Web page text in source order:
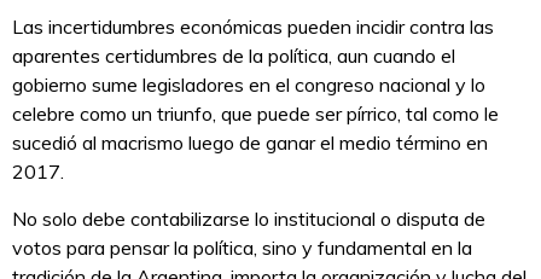
Las incertidumbres económicas pueden incidir contra las
aparentes certidumbres de la política, aun cuando el
gobierno sume legisladores en el congreso nacional y lo
celebre como un triunfo, que puede ser pírrico, tal como le
sucedió al macrismo luego de ganar el medio término en
2017.
No solo debe contabilizarse lo institucional o disputa de
votos para pensar la política, sino y fundamental en la